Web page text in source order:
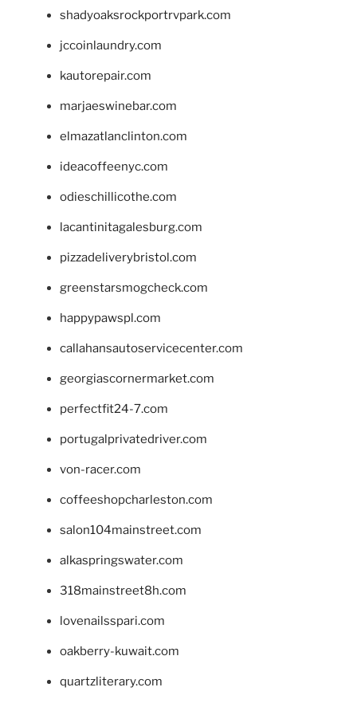
shadyoaksrockportrvpark.com
jccoinlaundry.com
kautorepair.com
marjaeswinebar.com
elmazatlanclinton.com
ideacoffeenyc.com
odieschillicothe.com
lacantinitagalesburg.com
pizzadeliverybristol.com
greenstarsmogcheck.com
happypawspl.com
callahansautoservicecenter.com
georgiascornermarket.com
perfectfit24-7.com
portugalprivatedriver.com
von-racer.com
coffeeshopcharleston.com
salon104mainstreet.com
alkaspringswater.com
318mainstreet8h.com
lovenailsspari.com
oakberry-kuwait.com
quartzliterary.com